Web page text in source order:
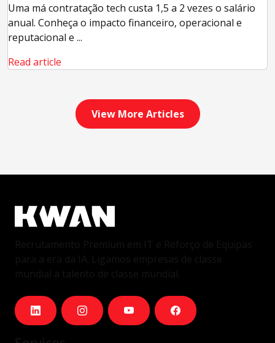
Uma má contratação tech custa 1,5 a 2 vezes o salário
anual. Conheça o impacto financeiro, operacional e
reputacional e ...
Read article
View More Articles